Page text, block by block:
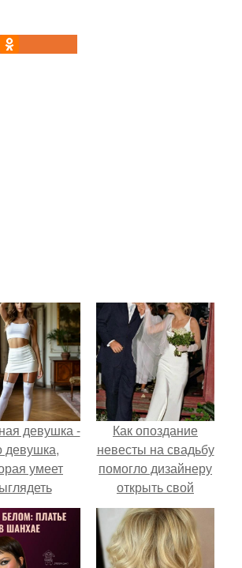
девушка -
девушка,
умеет
и
в любои
Как опоздание
невесты на свадьбу
помогло дизайнеру
открыть свой
бренд.